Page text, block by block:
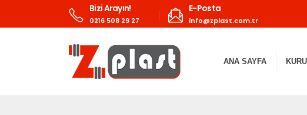
Bizi Arayın!
0216 508 29 27
E-Posta
info@zplast.com.tr
ANA SAYFA